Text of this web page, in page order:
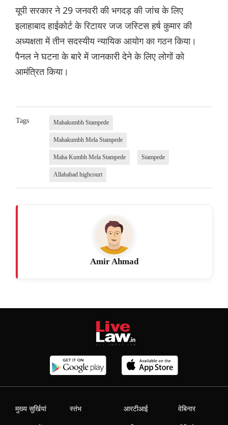
यूपी सरकार ने 29 जनवरी की भगदड़ की जांच के लिए
इलाहाबाद हाईकोर्ट के रिटायर जज जस्टिस हर्ष कुमार की
अध्यक्षता में तीन सदस्यीय न्यायिक आयोग का गठन किया।
पैनल ने घटना के बारे में जानकारी देने के लिए लोगों को
आमंत्रित किया।
Tags Mahakumbh Stampede
Mahakumbh Mela Stampede
Maha Kumbh Mela Stampede Stampede
Allahabad highcourt
Amir Ahmad
मुख्य सुर्खियां स्तंभ आरटीआई वेबिनार